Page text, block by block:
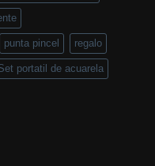
punta pincel regalo
portatil de acuarela